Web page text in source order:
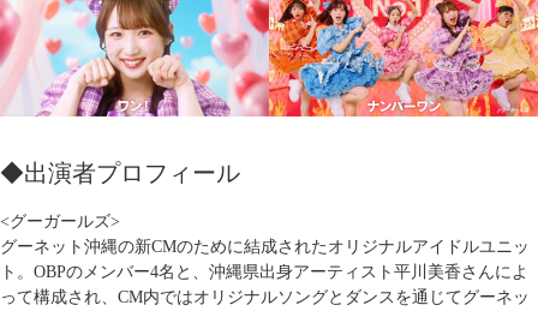
◆出演者プロフィール
<グーガールズ>
グーネット沖縄の新CMのために結成されたオリジナルアイドルユニッ
ト。OBPのメンバー4名と、沖縄県出身アーティスト平川美香さんによ
って構成され、CM内ではオリジナルソングとダンスを通じてグーネッ